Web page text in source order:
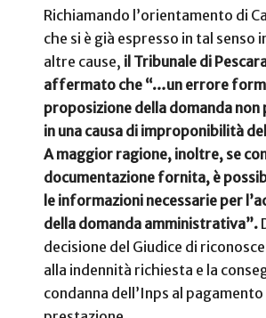
Richiamando l’orientamento di
che si è già espresso in tal senso
altre cause, il Tribunale di
affermato che “…un errore
proposizione della domanda non
in una causa di improponibilità
A maggior ragione, inoltre, se
documentazione fornita, è
le informazioni necessarie per
della domanda amministrativa”.
decisione del Giudice di
alla indennità richiesta e la
condanna dell’Inps al pagamento